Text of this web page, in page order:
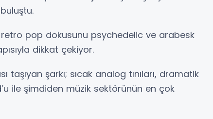
retro pop dokusunu psychedelic ve arabesk
dikkat çekiyor.
taşıyan şarkı; sıcak analog tınıları, dramatik
ile şimdiden müzik sektörünün en çok